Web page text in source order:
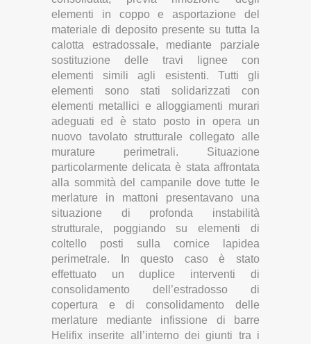
elementi in coppo e asportazione del
materiale di deposito presente su tutta la
calotta estradossale, mediante parziale
sostituzione delle travi lignee con
elementi simili agli esistenti. Tutti gli
elementi sono stati solidarizzati con
elementi metallici e alloggiamenti murari
adeguati ed è stato posto in opera un
nuovo tavolato strutturale collegato alle
murature perimetrali. Situazione
particolarmente delicata è stata affrontata
alla sommità del campanile dove tutte le
merlature in mattoni presentavano una
situazione di profonda instabilità
strutturale, poggiando su elementi di
coltello posti sulla cornice lapidea
perimetrale. In questo caso è stato
effettuato un duplice interventi di
consolidamento dell’estradosso di
copertura e di consolidamento delle
merlature mediante infissione di barre
Helifix inserite all’interno dei giunti tra i